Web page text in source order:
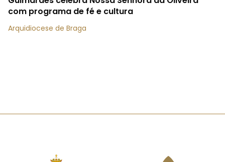
com programa de fé e cultura
Arquidiocese de Braga